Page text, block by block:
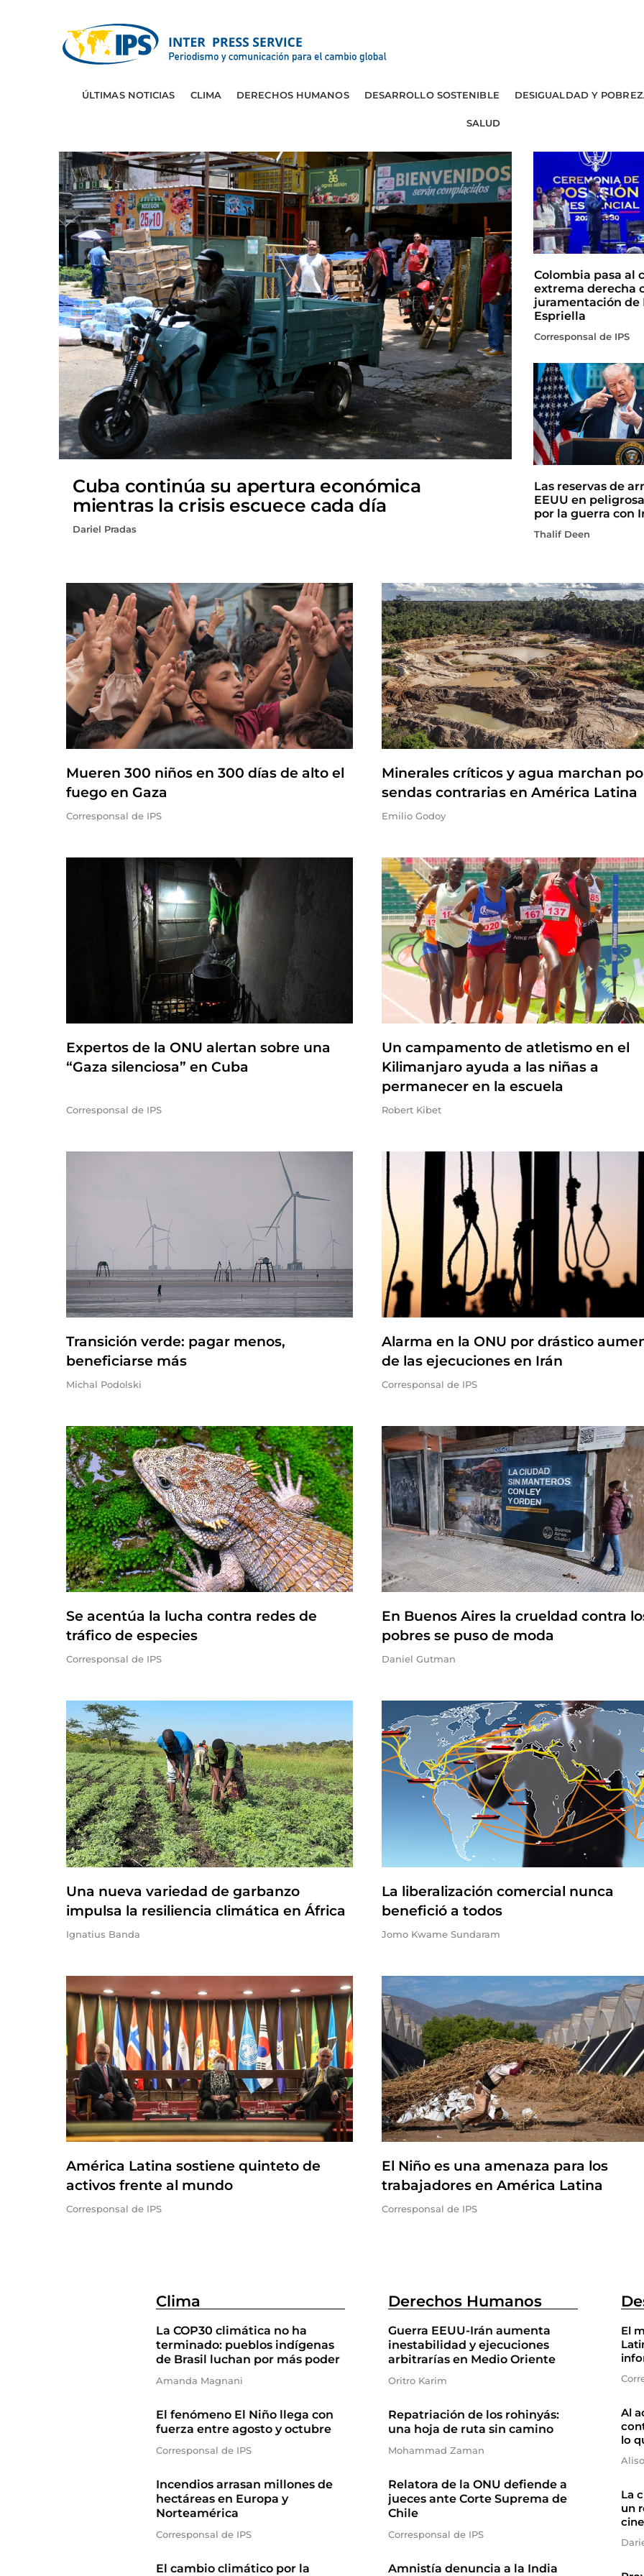
ÚLTIMAS NOTICIAS CLIMA DERECHOS HUMANOS DESARROLLO SOSTENIBLE DESIGUALDAD Y
SALUD
Cuba continúa su apertura económica
mientras la crisis escuece cada día
Dariel Pradas
Colombia pasa al
extrema derecha
juramentación de
Espriella
Corresponsal de IPS
Las reservas de
EEUU en
por la guerra con
Thalif Deen
Mueren 300 niños en 300 días de alto el
fuego en Gaza
Corresponsal de IPS
Minerales críticos y agua marchan
sendas contrarias en América Latina
Emilio Godoy
Expertos de la ONU alertan sobre una
“Gaza silenciosa” en Cuba
Corresponsal de IPS
Un campamento de atletismo en el
Kilimanjaro ayuda a las niñas a
permanecer en la escuela
Robert Kibet
Transición verde: pagar menos,
beneficiarse más
Michal Podolski
Alarma en la ONU por drástico
de las ejecuciones en Irán
Corresponsal de IPS
Se acentúa la lucha contra redes de
tráfico de especies
Corresponsal de IPS
En Buenos Aires la crueldad contra
pobres se puso de moda
Daniel Gutman
Una nueva variedad de garbanzo
impulsa la resiliencia climática en África
Ignatius Banda
La liberalización comercial nunca
benefició a todos
Jomo Kwame Sundaram
América Latina sostiene quinteto de
activos frente al mundo
Corresponsal de IPS
El Niño es una amenaza para los
trabajadores en América Latina
Corresponsal de IPS
Clima
La COP30 climática no ha
terminado: pueblos indígenas
de Brasil luchan por más poder
Amanda Magnani
El fenómeno El Niño llega con
fuerza entre agosto y octubre
Corresponsal de IPS
Incendios arrasan millones de
hectáreas en Europa y
Norteamérica
Corresponsal de IPS
El cambio climático por la
Derechos Humanos
Guerra EEUU-Irán aumenta
inestabilidad y ejecuciones
arbitrarías en Medio Oriente
Oritro Karim
Repatriación de los rohinyás:
una hoja de ruta sin camino
Mohammad Zaman
Relatora de la ONU defiende a
jueces ante Corte Suprema de
Chile
Corresponsal de IPS
Amnistía denuncia a la India
El
Al
lo
La
un
cine